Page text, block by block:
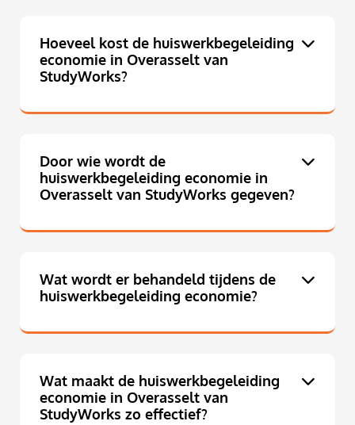
Hoeveel kost de huiswerkbegeleiding
economie in Overasselt van
StudyWorks?
Door wie wordt de
huiswerkbegeleiding economie in
Overasselt van StudyWorks gegeven?
Wat wordt er behandeld tijdens de
huiswerkbegeleiding economie?
Wat maakt de huiswerkbegeleiding
economie in Overasselt van
StudyWorks zo effectief?